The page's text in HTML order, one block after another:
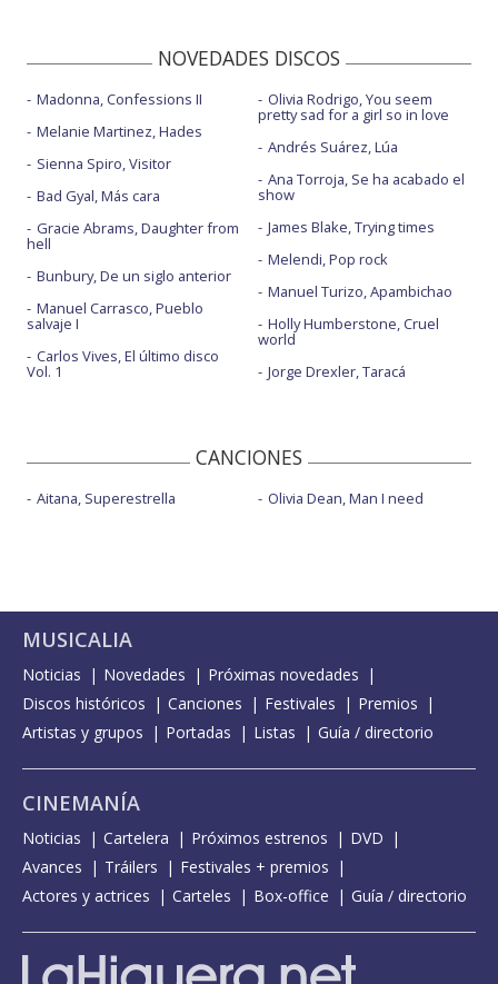
NOVEDADES DISCOS
Madonna, Confessions II
Melanie Martinez, Hades
Sienna Spiro, Visitor
Bad Gyal, Más cara
Gracie Abrams, Daughter from
hell
Bunbury, De un siglo anterior
Manuel Carrasco, Pueblo
salvaje I
Carlos Vives, El último disco
Vol. 1
Olivia Rodrigo, You seem
pretty sad for a girl so in love
Andrés Suárez, Lúa
Ana Torroja, Se ha acabado el
show
James Blake, Trying times
Melendi, Pop rock
Manuel Turizo, Apambichao
Holly Humberstone, Cruel
world
Jorge Drexler, Taracá
CANCIONES
Aitana, Superestrella Olivia Dean, Man I need
MUSICALIA
Noticias Novedades
Próximas novedades
Discos históricos
Canciones Festivales
Premios
Artistas y grupos
Portadas Listas Guía / directorio
CINEMANÍA
Noticias Cartelera Próximos estrenos
DVD
Avances
Tráilers
Festivales + premios
Actores y actrices
Carteles Box-office Guía / directorio